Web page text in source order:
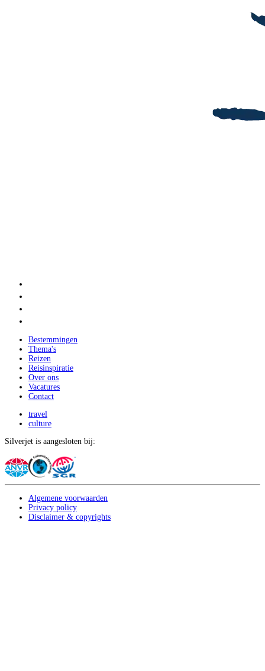
Bestemmingen
Thema's
Reizen
Reisinspiratie
Over ons
Vacatures
Contact
travel
culture
Silverjet is aangesloten bij:
Algemene voorwaarden
Privacy policy
Disclaimer & copyrights